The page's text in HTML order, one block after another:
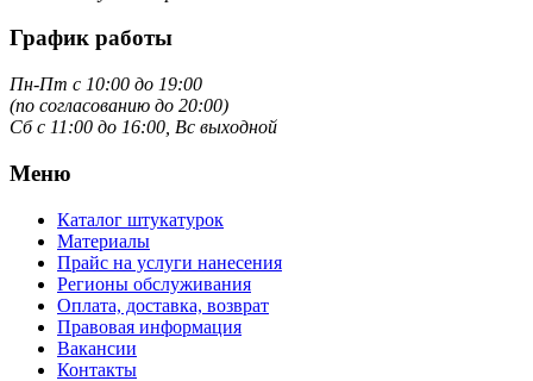
График работы
Пн-Пт с 10:00 до 19:00
(по согласованию до 20:00)
Сб с 11:00 до 16:00, Вс выходной
Меню
Каталог штукатурок
Материалы
Прайс на услуги нанесения
Регионы обслуживания
Оплата, доставка, возврат
Правовая информация
Вакансии
Контакты